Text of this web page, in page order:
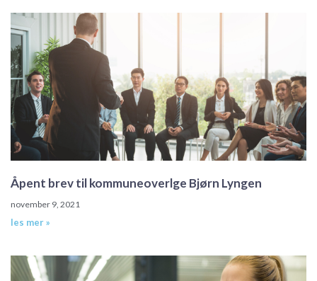
Åpent brev til kommuneoverlge Bjørn Lyngen
november 9, 2021
les mer »